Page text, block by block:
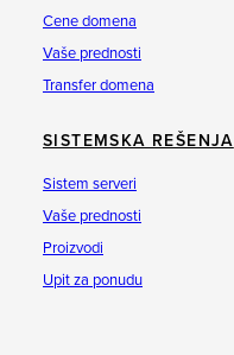
Cene domena
Vaše prednosti
Transfer domena
SISTEMSKA REŠENJA
Sistem serveri
Vaše prednosti
Proizvodi
Upit za ponudu